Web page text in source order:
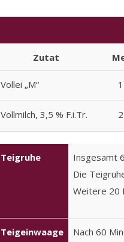
Zutat
Vollei „M“
Vollmilch, 3,5 % F.i.Tr.
Teigruhe
Insgesamt
Die
Weitere 20
Teigeinwaage
Nach 60